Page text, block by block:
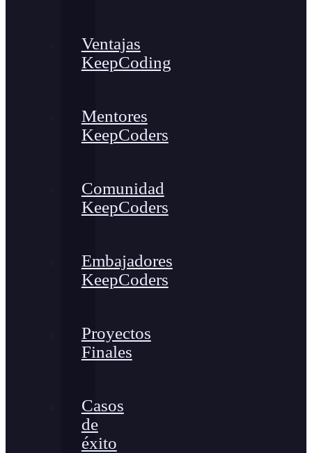
Ventajas
KeepCoding
Mentores
KeepCoders
Comunidad
KeepCoders
Embajadores
KeepCoders
Proyectos
Finales
Casos
de
éxito